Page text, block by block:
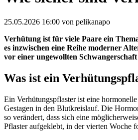
25.05.2026 16:00 von pelikanapo
Verhütung ist für viele Paare ein
es inzwischen eine Reihe moderner
vor einer ungewollten Schwangerschaft
Was ist ein
Ein Verhütungspflaster ist eine
Gestagen in den Blutkreislauf. Die
so verändert, dass sich eine
Pflaster aufgeklebt, in der vierten Woche